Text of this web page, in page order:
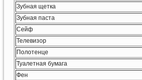
Зубная щетка
Зубная паста
Сейф
Телевизор
Полотенце
Туалетная бумага
Фен